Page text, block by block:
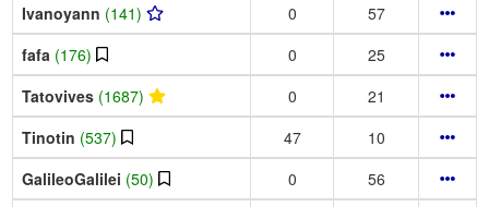
Ivanoyann (141) 0
57
fafa (176) 0
25
Tatovives (1687) 0
21
Tinotin (537) 47
10
GalileoGalilei (50) 0
56